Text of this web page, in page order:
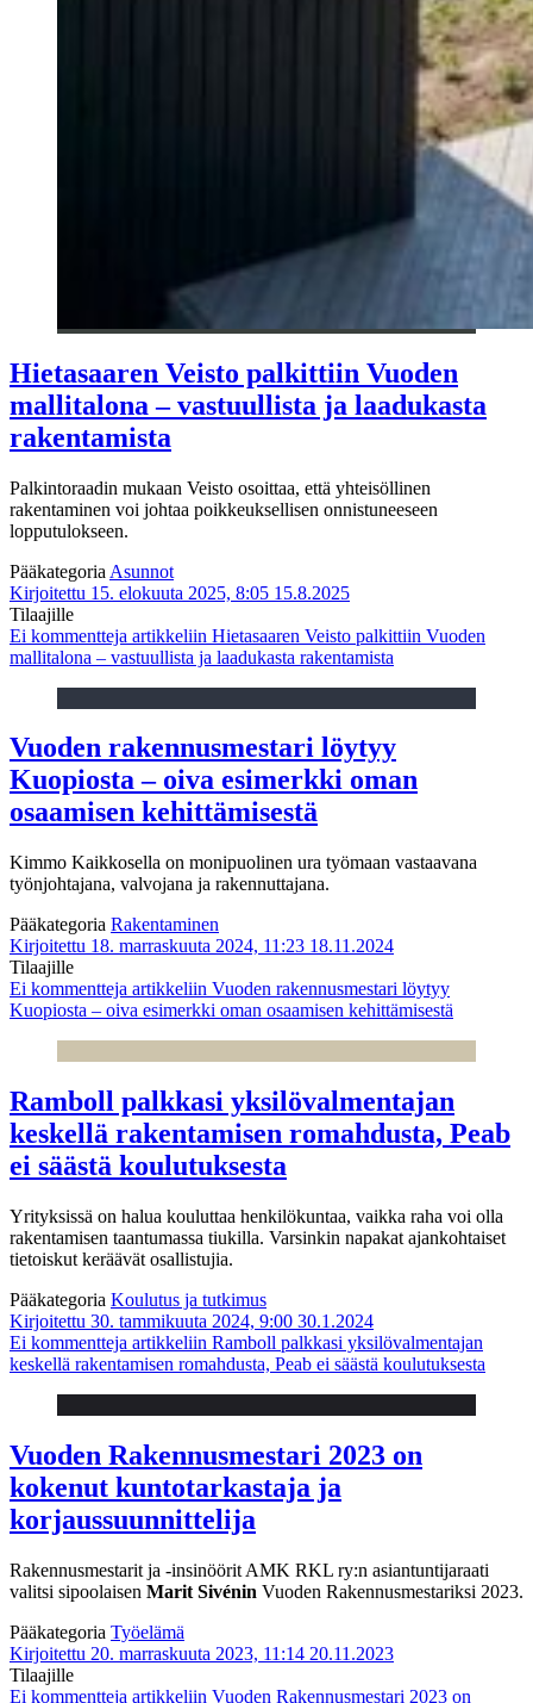
Hietasaaren Veisto palkittiin Vuoden
mallitalona – vastuullista ja laadukasta
rakentamista
Palkintoraadin mukaan Veisto osoittaa, että yhteisöllinen
rakentaminen voi johtaa poikkeuksellisen onnistuneeseen
lopputulokseen.
Pääkategoria Asunnot
Kirjoitettu 15. elokuuta 2025, 8:05 15.8.2025
Tilaajille
Ei kommentteja artikkeliin Hietasaaren Veisto palkittiin Vuoden
mallitalona – vastuullista ja laadukasta rakentamista
Vuoden rakennusmestari löytyy
Kuopiosta – oiva esimerkki oman
osaamisen kehittämisestä
Kimmo Kaikkosella on monipuolinen ura työmaan vastaavana
työnjohtajana, valvojana ja rakennuttajana.
Pääkategoria Rakentaminen
Kirjoitettu 18. marraskuuta 2024, 11:23 18.11.2024
Tilaajille
Ei kommentteja artikkeliin Vuoden rakennusmestari löytyy
Kuopiosta – oiva esimerkki oman osaamisen kehittämisestä
Ramboll palkkasi yksilövalmentajan
keskellä rakentamisen romahdusta, Peab
ei säästä koulutuksesta
Yrityksissä on halua kouluttaa henkilökuntaa, vaikka raha voi olla
rakentamisen taantumassa tiukilla. Varsinkin napakat ajankohtaiset
tietoiskut keräävät osallistujia.
Pääkategoria Koulutus ja tutkimus
Kirjoitettu 30. tammikuuta 2024, 9:00 30.1.2024
Ei kommentteja artikkeliin Ramboll palkkasi yksilövalmentajan
keskellä rakentamisen romahdusta, Peab ei säästä koulutuksesta
Vuoden Rakennusmestari 2023 on
kokenut kuntotarkastaja ja
korjaussuunnittelija
Rakennusmestarit ja -insinöörit AMK RKL ry:n asiantuntijaraati
valitsi sipoolaisen Marit Sivénin Vuoden Rakennusmestariksi 2023.
Pääkategoria Työelämä
Kirjoitettu 20. marraskuuta 2023, 11:14 20.11.2023
Tilaajille
Ei kommentteja artikkeliin Vuoden Rakennusmestari 2023 on